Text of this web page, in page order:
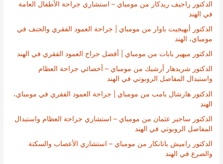
الدكتور راجيف ريدكار من مومباي – استشاري جراحة الأطفال العامة
في الهند
الدكتور أبهيجيت باوار من مومباي | جراحة العمود الفقري والجنف في
مومباي، الهند
الدكتور ميهير بابات من مومباي | أفضل جراح العمود الفقري في الهند
الدكتور شريدهار أرشيك من مومباي – أخصائي جراحة العظام
واستبدال المفاصل الروبوتي في الهند
الدكتور هارشال بامب من مومباي | جراحة العمود الفقري في مومباي،
الهند
الدكتور ساجير عثمان من مومباي – استشاري جراحة العظام واستبدال
المفاصل الروبوتي في الهند
الدكتور راميش باتانكار من مومباي – استشاري الأعصاب والسكتة
والصرع في الهند